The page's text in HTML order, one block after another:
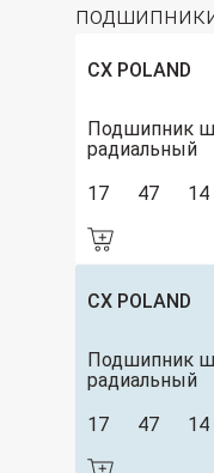
CX POLAND
Подшипник
радиальный
17
47 14
CX POLAND
Подшипник
радиальный
17
47 14